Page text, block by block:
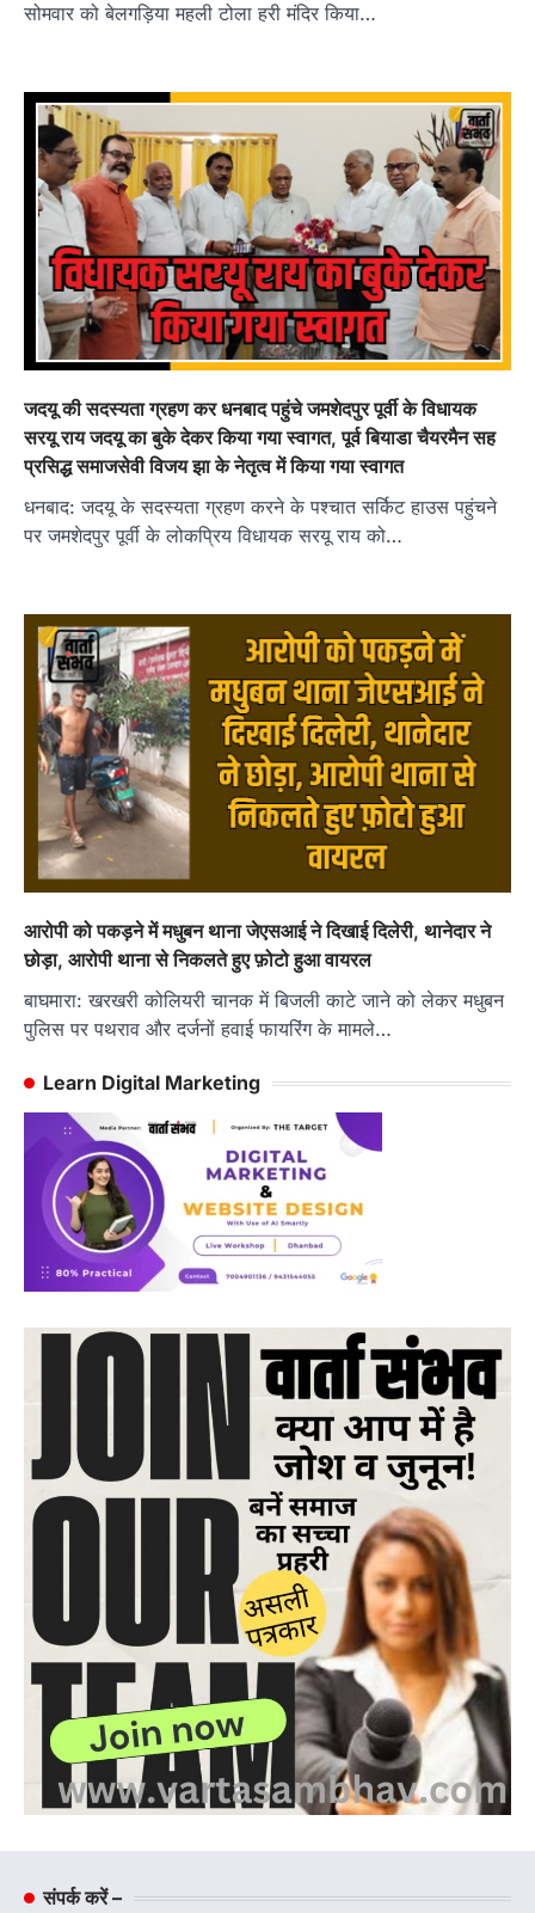
सोमवार को बेलगड़िया महली टोला हरी मंदिर किया…
जदयू की सदस्यता ग्रहण कर धनबाद पहुंचे जमशेदपुर पूर्वी के विधायक
सरयू राय जदयू का बुके देकर किया गया स्वागत, पूर्व बियाडा चैयरमैन सह
प्रसिद्ध समाजसेवी विजय झा के नेतृत्व में किया गया स्वागत
धनबाद: जदयू के सदस्यता ग्रहण करने के पश्चात सर्किट हाउस पहुंचने
पर जमशेदपुर पूर्वी के लोकप्रिय विधायक सरयू राय को…
आरोपी को पकड़ने में मधुबन थाना जेएसआई ने दिखाई दिलेरी, थानेदार ने
छोड़ा, आरोपी थाना से निकलते हुए फ़ोटो हुआ वायरल
बाघमारा: खरखरी कोलियरी चानक में बिजली काटे जाने को लेकर मधुबन
पुलिस पर पथराव और दर्जनों हवाई फायरिंग के मामले…
Learn Digital Marketing
संपर्क करें –